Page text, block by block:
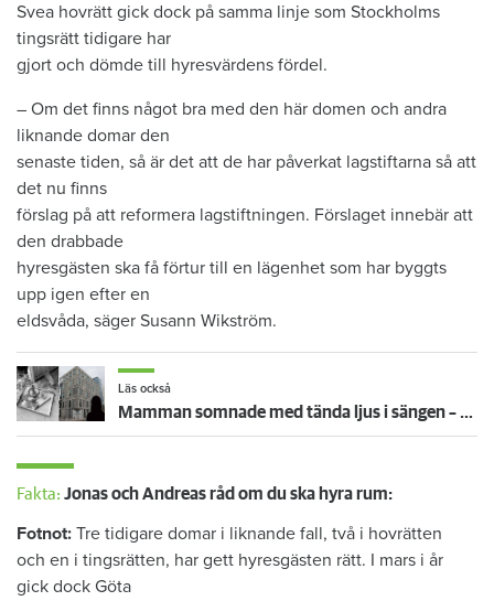
Svea hovrätt gick dock på samma linje som Stockholms
tingsrätt tidigare har
gjort och dömde till hyresvärdens fördel.
– Om det finns något bra med den här domen och andra
liknande domar den
senaste tiden, så är det att de har påverkat lagstiftarna så att
det nu finns
förslag på att reformera lagstiftningen. Förslaget innebär att
den drabbade
hyresgästen ska få förtur till en lägenhet som har byggts
upp igen efter en
eldsvåda, säger Susann Wikström.
Läs också
Mamman somnade med tända ljus i sängen – frias ändå från branden: ”Miss av åklagaren”
Fakta: Jonas och Andreas råd om du ska hyra rum:
Fotnot: Tre tidigare domar i liknande fall, två i hovrätten
och en i tingsrätten, har gett hyresgästen rätt. I mars i år
gick dock Göta